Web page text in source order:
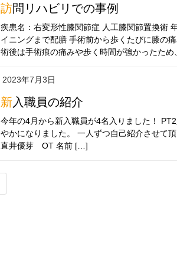
訪問リハビリでの事例
疾患名：右変形性膝関節症 人工膝関節置換術
イニングまで配膳 手術前から歩くたびに膝の
術後は手術痕の痛みや歩く時間が強かったた
2023年7月3日
新入職員の紹介
今年の4月から新入職員が4名入りました！
やかになりました。 一人ずつ自己紹介させて
直井優芽 OT 名前 […]